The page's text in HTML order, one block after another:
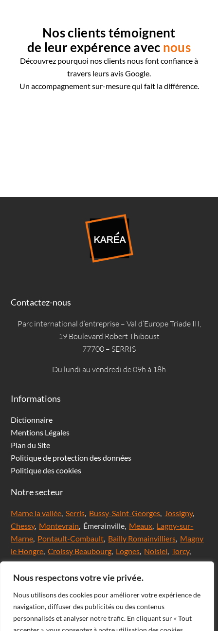
Nous respectons votre vie privée.
Nous utilisons des cookies pour améliorer votre expérience de
navigation, diffuser des publicités ou des contenus
personnalisés et analyser notre trafic. En cliquant sur « Tout
Nos clients témoignent
de leur expérence avec nous
Découvrez pourquoi nos clients nous font confiance à
travers leurs avis Google.
Un accompagnement sur-mesure qui fait la différence.
Contactez-nous
Parc international d’entreprise – Val d’Europe Triade III,
19 Boulevard Robert Thiboust
77700 – SERRIS
Du lundi au vendredi de 09h à 18h
Informations
Dictionnaire
Mentions Légales
Plan du Site
Politique de protection des données
Politique des cookies
Notre secteur
Marne la vallée,Serris, Bussy-Saint-Georges, Jossigny,
Chessy, Montevrain, Émerainville, Meaux, Lagny-sur-
Marne, Pontault-Combault, Bailly Romainvilliers, Magny
le Hongre,Croissy Beaubourg, Lognes, Noisiel,Torcy,
Chanteloup en brie,Saint Thibault des Vignes,Val
d'Europe,Coupvray , Chalifert, Esbly, Thorigny,
comte Robert, Ferrières en Brie, Nangis, Villeneuve-Le-
Comte, Meaux, Mareuil les Meaux, Nanteuil les Meaux,
Roissy-En-Brie, Champs-sur-Marne, Noisiel, Chelles,